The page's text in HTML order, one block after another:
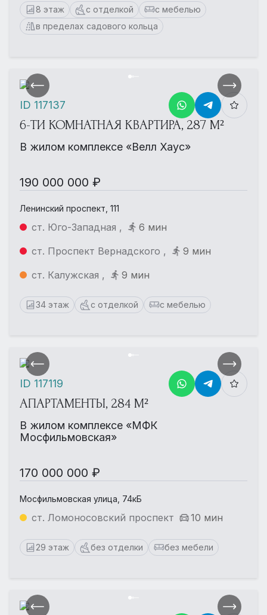
8 этаж с отделкой
с мебелью
в пределах садового кольца
6-ТИ КОМНАТНАЯ КВАРТИРА, 287 М²
В жилом комплексе «Велл Хаус»
190 000 000 ₽
Ленинский проспект, 111
ст. Юго-Западная ,
6 мин
ст. Проспект Вернадского ,
9 мин
ст. Калужская ,
9 мин
34 этаж с отделкой с мебелью
ID 117137
АПАРТАМЕНТЫ, 284 М²
В жилом комплексе «МФК
Мосфильмовская»
170 000 000 ₽
Мосфильмовская улица, 74кБ
ст. Ломоносовский проспект 10 мин
29 этаж без отделки без мебели
ID 117119